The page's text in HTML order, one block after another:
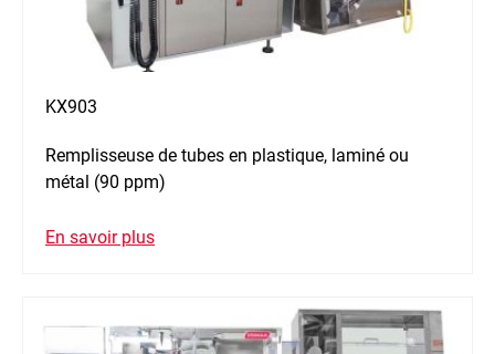
KX903
Remplisseuse de tubes en plastique, laminé ou
métal (90 ppm)
En savoir plus